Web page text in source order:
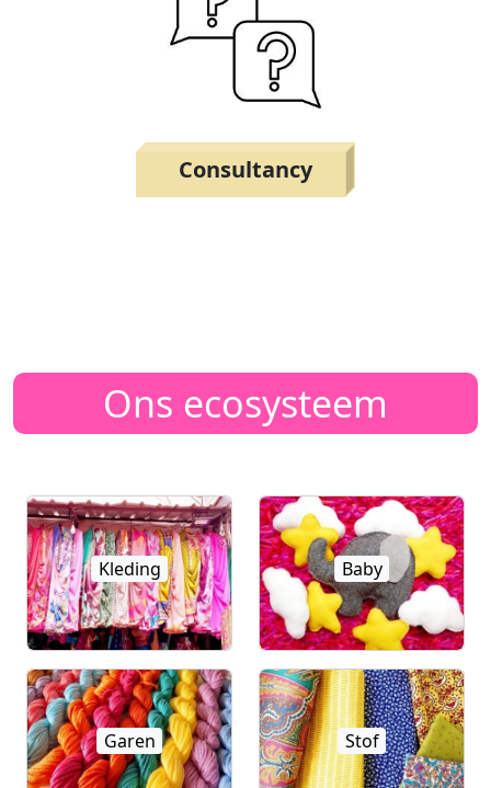
Consultancy
Ons ecosysteem
Kleding Baby
Garen Stof